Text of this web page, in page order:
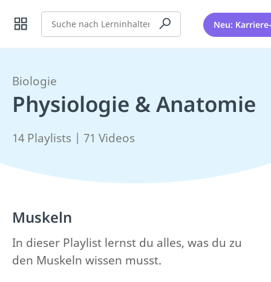
Suche Neu:
Biologie
Physiologie & Anatomie
14 Playlists | 71 Videos
Muskeln
In dieser Playlist lernst du alles, was du zu
den Muskeln wissen musst.